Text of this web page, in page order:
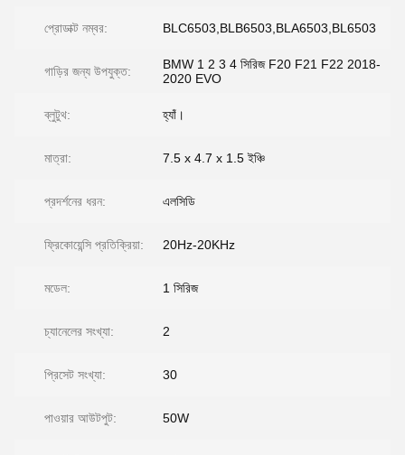
প্রোডাক্ট নম্বর: BLC6503,BLB6503,BLA6503,BL6503
গাড়ির জন্য উপযুক্ত:
BMW 1 2 3 4 সিরিজ F20 F21 F22 2018-
2020 EVO
ব্লুটুথ: হ্যাঁ।
মাত্রা: 7.5 x 4.7 x 1.5 ইঞ্চি
প্রদর্শনের ধরন: এলসিডি
ফ্রিকোয়েন্সি প্রতিক্রিয়া: 20Hz-20KHz
মডেল: 1 সিরিজ
চ্যানেলের সংখ্যা: 2
প্রিসেট সংখ্যা: 30
পাওয়ার আউটপুট: 50W